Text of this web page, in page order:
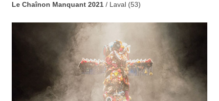
Le Chaînon Manquant 2021 / Laval (53)